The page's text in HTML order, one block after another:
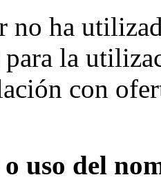
no ha
para la
con
uso del